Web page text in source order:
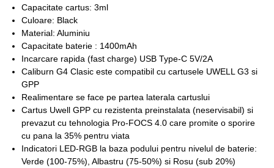
Capacitate cartus: 3ml
Culoare: Black
Material: Aluminiu
Capacitate baterie : 1400mAh
Incarcare rapida (fast charge) USB Type-C 5V/2A
Caliburn G4 Clasic este compatibil cu cartusele UWELL G3 si
GPP
Realimentare se face pe partea laterala cartuslui
Cartus Uwell GPP cu rezistenta preinstalata (neservisabil) si
prevazut cu tehnologia Pro-FOCS 4.0 care promite o sporire
cu pana la 35% pentru viata
Indicatori LED-RGB la baza podului pentru nivelul de baterie:
Verde (100-75%), Albastru (75-50%) si Rosu (sub 20%)